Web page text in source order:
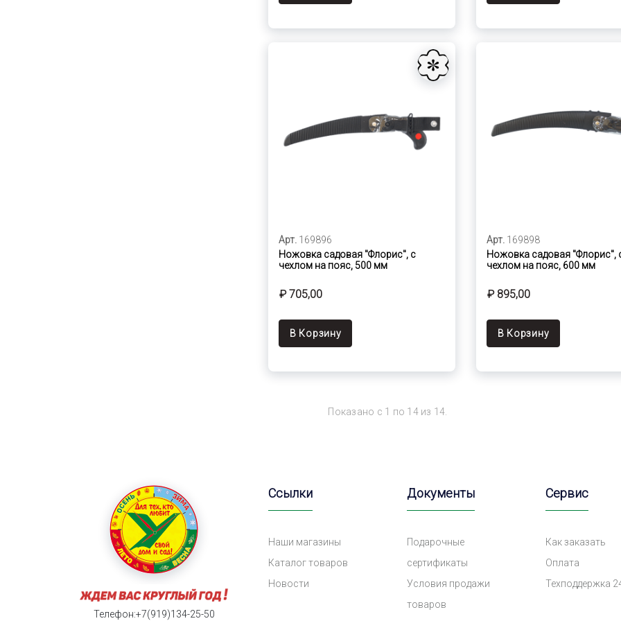
Арт. 169896
Ножовка садовая "Флорис", с
чехлом на пояс, 500 мм
₽ 705,00
В Корзину
Арт. 169898
Ножовка садовая "Флорис",
чехлом на пояс, 600 мм
₽ 895,00
В Корзину
Показано с 1 по 14 из 14.
Телефон:+7(919)134-25-50
Ссылки
Наши магазины
Каталог товаров
Новости
Документы
Подарочные
сертификаты
Условия продажи
товаров
Сервис
Как заказать
Оплата
Техподдержка